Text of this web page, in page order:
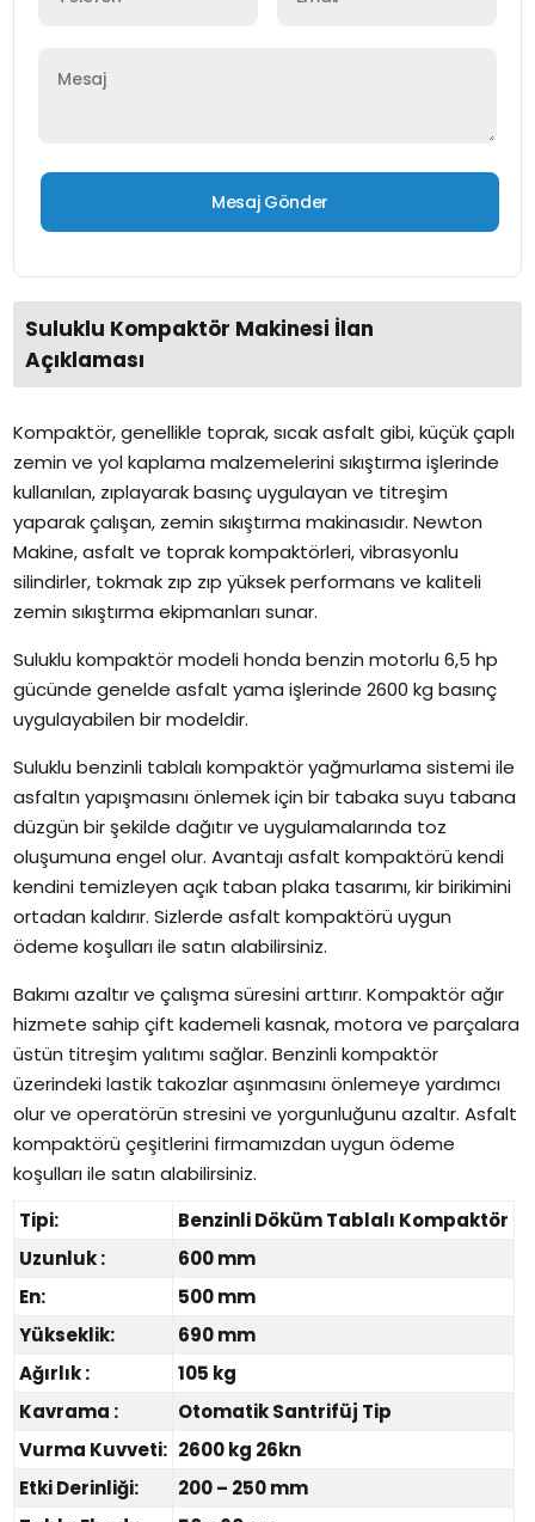
Suluklu Kompaktör Makinesi İlan
Açıklaması
Kompaktör, genellikle toprak, sıcak asfalt gibi, küçük çaplı
zemin ve yol kaplama malzemelerini sıkıştırma işlerinde
kullanılan, zıplayarak basınç uygulayan ve titreşim
yaparak çalışan, zemin sıkıştırma makinasıdır. Newton
Makine, asfalt ve toprak kompaktörleri, vibrasyonlu
silindirler, tokmak zıp zıp yüksek performans ve kaliteli
zemin sıkıştırma ekipmanları sunar.
Suluklu kompaktör modeli honda benzin motorlu 6,5 hp
gücünde genelde asfalt yama işlerinde 2600 kg basınç
uygulayabilen bir modeldir.
Suluklu benzinli tablalı kompaktör yağmurlama sistemi ile
asfaltın yapışmasını önlemek için bir tabaka suyu tabana
düzgün bir şekilde dağıtır ve uygulamalarında toz
oluşumuna engel olur. Avantajı asfalt kompaktörü kendi
kendini temizleyen açık taban plaka tasarımı, kir birikimini
ortadan kaldırır. Sizlerde asfalt kompaktörü uygun
ödeme koşulları ile satın alabilirsiniz.
Bakımı azaltır ve çalışma süresini arttırır. Kompaktör ağır
hizmete sahip çift kademeli kasnak, motora ve parçalara
üstün titreşim yalıtımı sağlar. Benzinli kompaktör
üzerindeki lastik takozlar aşınmasını önlemeye yardımcı
olur ve operatörün stresini ve yorgunluğunu azaltır. Asfalt
kompaktörü çeşitlerini firmamızdan uygun ödeme
koşulları ile satın alabilirsiniz.
Tipi:
Benzinli Döküm Tablalı Kompaktör
Uzunluk :
600 mm
En:
500 mm
Yükseklik:
690 mm
Ağırlık :
105 kg
Kavrama :
Otomatik Santrifüj Tip
Vurma Kuvveti: 2600 kg 26kn
Etki Derinliği:
200 – 250 mm